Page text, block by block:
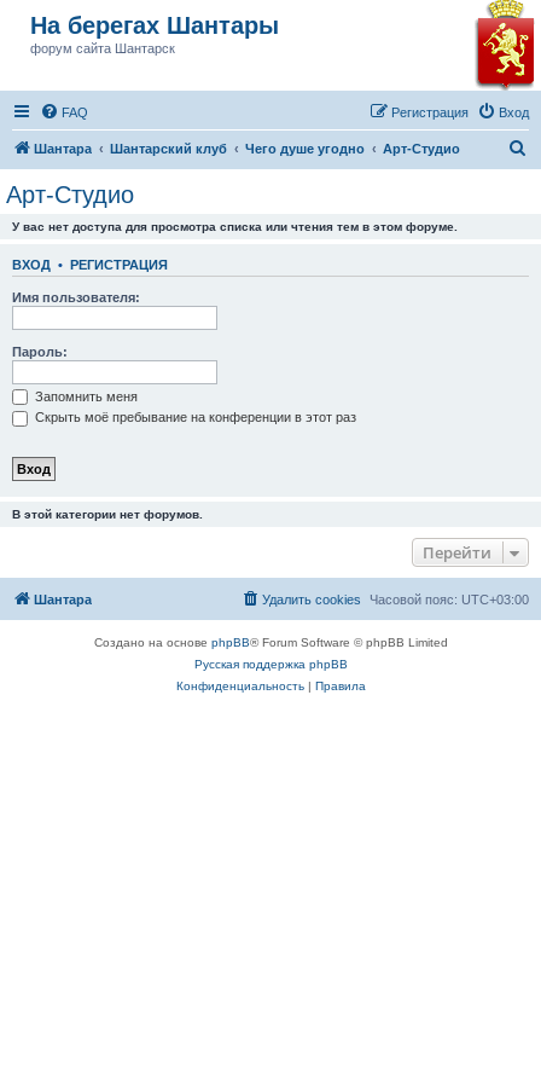
На берегах Шантары
форум сайта Шантарск
FAQ Вход
Регистрация
Шантара Шантарский клуб Чего душе угодно Арт-Студио
Арт-Студио
У вас нет доступа для просмотра списка или чтения тем в этом форуме.
ВХОД • РЕГИСТРАЦИЯ
Имя пользователя:
Пароль:
Запомнить меня
Скрыть моё пребывание на конференции в этот раз
В этой категории нет форумов.
Перейти
Шантара Часовой пояс: UTC+03:00
Удалить cookies
Создано на основе phpBB® Forum Software © phpBB Limited
Русская поддержка phpBB
Конфиденциальность| Правила